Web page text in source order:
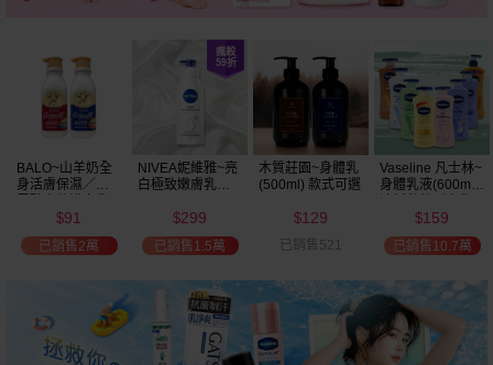
BALO~山羊奶全
身活膚保濕／玻
液(550ml) 款式可
選
$91
已銷售2萬
NIVEA妮維雅~亮
白極致嫩膚乳液
$299
已銷售1.5萬
木質莊園~身體乳
(500ml) 款式可選
$129
已銷售521
Vaseline 凡士林~
身體乳液(600ml)
保濕鎖水／全方
位保濕鎖水／可
可油／薰衣草／
+E 款式可選
$159
已銷售10.7萬